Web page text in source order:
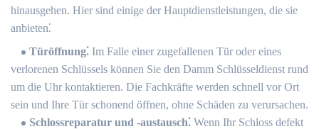
hinausgehen.​ Hier sind einige der Hauptdienstleistungen, die sie
anbieten⁚
Türöffnung⁚ Im Falle einer zugefallenen Tür oder eines
verlorenen Schlüssels können Sie den Damm Schlüsseldienst rund
um die Uhr kontaktieren.​ Die Fachkräfte werden schnell vor Ort
sein und Ihre Tür schonend öffnen, ohne Schäden zu verursachen.​
Schlossreparatur und -austausch⁚ Wenn Ihr Schloss defekt